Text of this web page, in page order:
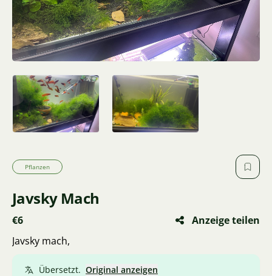
Pflanzen
Javsky Mach
€6
Anzeige teilen
Javsky mach,
Übersetzt. Original anzeigen